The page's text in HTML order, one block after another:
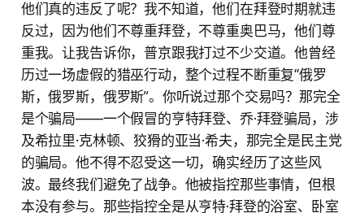
他们真的违反了呢？我不知道，他们在拜登时期就违
反过，因为他们不尊重拜登，不尊重奥巴马，他们尊
重我。让我告诉你，普京跟我打过不少交道。他曾经
历过一场虚假的猎巫行动，整个过程不断重复“俄罗
斯，俄罗斯，俄罗斯”。你听说过那个交易吗？那完全
是个骗局——一个假冒的亨特拜登、乔·拜登骗局，涉
及希拉里·克林顿、狡猾的亚当·希夫，那完全是民主党
的骗局。他不得不忍受这一切，确实经历了这些风
波。最终我们避免了战争。他被指控那些事情，但根
本没有参与。那些指控全是从亨特·拜登的浴室、卧室